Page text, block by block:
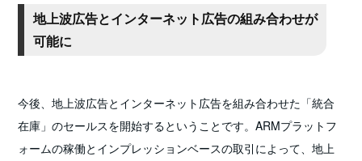
地上波広告とインターネット広告の組み合わせが
可能に
今後、地上波広告とインターネット広告を組み合わせた「統合
在庫」のセールスを開始するということです。ARMプラットフ
ォームの稼働とインプレッションベースの取引によって、地上